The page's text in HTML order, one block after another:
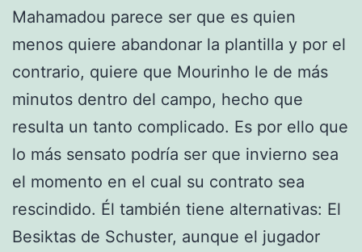
Mahamadou parece ser que es quien
menos quiere abandonar la plantilla y por el
contrario, quiere que Mourinho le de más
minutos dentro del campo, hecho que
resulta un tanto complicado. Es por ello que
lo más sensato podría ser que invierno sea
el momento en el cual su contrato sea
rescindido. Él también tiene alternativas: El
Besiktas de Schuster, aunque el jugador